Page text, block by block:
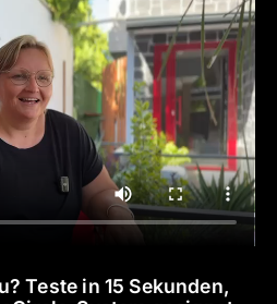
Teste in 15 Sekunden,